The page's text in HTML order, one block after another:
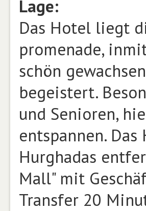
Lage:
Das Hotel liegt
promenade,
schön
begeistert.
und Senioren,
entspannen.
Hurghadas
Mall" mit
Transfer 20